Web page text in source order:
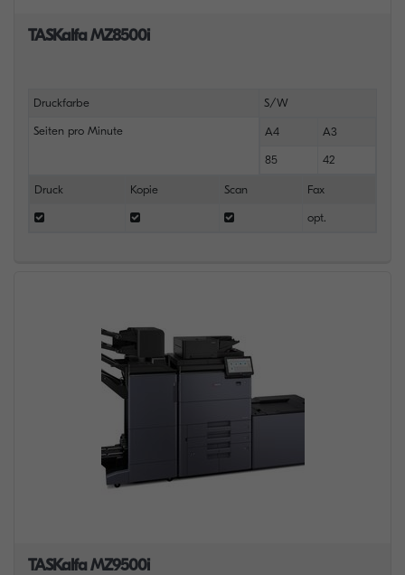
TASKalfa MZ8500i
Druckfarbe S/W
Seiten pro Minute A4 A3
85 42
Druck Kopie Scan Fax
opt.
TASKalfa MZ9500i